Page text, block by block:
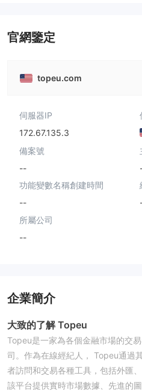
官網鑒定
topeu.com
伺服器IP
172.67.135.3
備案號
--
功能變數名稱創建時間
--
所屬公司
--
企業簡介
大致的了解 Topeu
Topeu是一家為各個金融市場的交
司。作為在線經紀人， Topeu通過
者訪問和交易各種工具，包括外匯
該平台提供實時市場數據、先進的